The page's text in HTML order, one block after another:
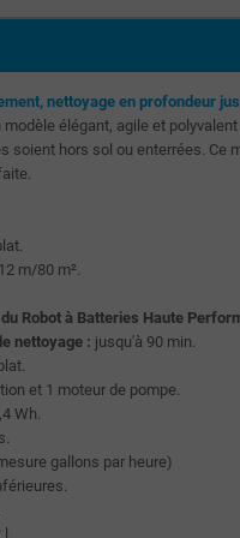
nettoyage en profondeur
modèle élégant, agile et
soient hors sol ou enterrées.
m/80 m².
Robot à Batteries Haute
nettoyage : jusqu'à 90 min.
et 1 moteur de pompe.
Wh.
gallons par heure)